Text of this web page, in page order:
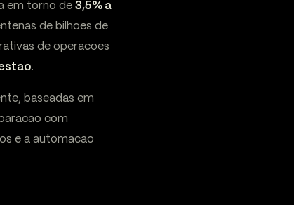
em torno de 3,5% a
de bilhoes de
de operacoes
.
baseadas em
com
e a automacao